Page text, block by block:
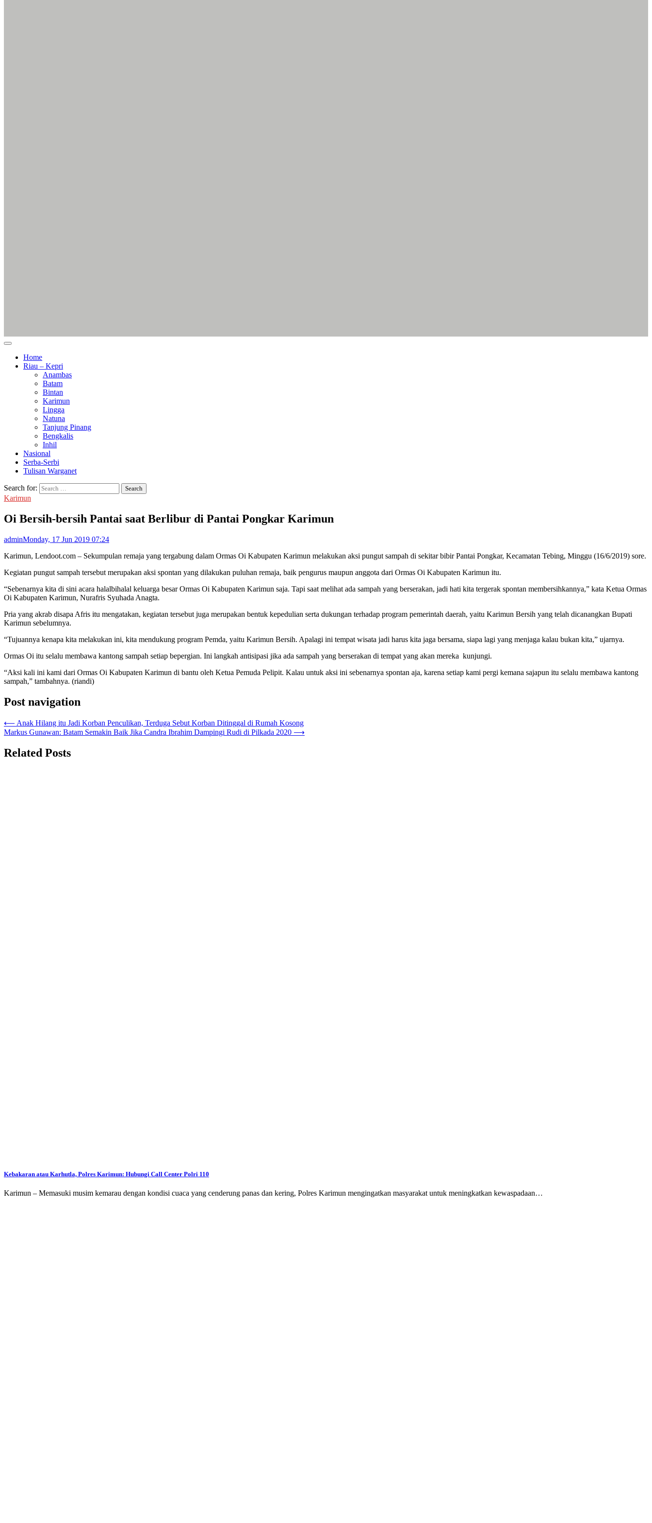
Home
Riau – Kepri
Anambas
Batam
Bintan
Karimun
Lingga
Natuna
Tanjung Pinang
Bengkalis
Inhil
Nasional
Serba-Serbi
Tulisan Warganet
Search for:
Karimun
Oi Bersih-bersih Pantai saat Berlibur di Pantai Pongkar Karimun
adminMonday, 17 Jun 2019 07:24
Karimun, Lendoot.com – Sekumpulan remaja yang tergabung dalam Ormas Oi Kabupaten Karimun melakukan aksi pungut sampah di sekitar bibir Pantai Pongkar, Kecamatan Tebing, Minggu (16/6/2019) sore.
Kegiatan pungut sampah tersebut merupakan aksi spontan yang dilakukan puluhan remaja, baik pengurus maupun anggota dari Ormas Oi Kabupaten Karimun itu.
“Sebenarnya kita di sini acara halalbihalal keluarga besar Ormas Oi Kabupaten Karimun saja. Tapi saat melihat ada sampah yang berserakan, jadi hati kita tergerak spontan membersihkannya,” kata Ketua Ormas
Oi Kabupaten Karimun, Nurafris Syuhada Anagta.
Pria yang akrab disapa Afris itu mengatakan, kegiatan tersebut juga merupakan bentuk kepedulian serta dukungan terhadap program pemerintah daerah, yaitu Karimun Bersih yang telah dicanangkan Bupati
Karimun sebelumnya.
“Tujuannya kenapa kita melakukan ini, kita mendukung program Pemda, yaitu Karimun Bersih. Apalagi ini tempat wisata jadi harus kita jaga bersama, siapa lagi yang menjaga kalau bukan kita,” ujarnya.
Ormas Oi itu selalu membawa kantong sampah setiap bepergian. Ini langkah antisipasi jika ada sampah yang berserakan di tempat yang akan mereka kunjungi.
“Aksi kali ini kami dari Ormas Oi Kabupaten Karimun di bantu oleh Ketua Pemuda Pelipit. Kalau untuk aksi ini sebenarnya spontan aja, karena setiap kami pergi kemana sajapun itu selalu membawa kantong
sampah,” tambahnya. (riandi)
Post navigation
⟵ Anak Hilang itu Jadi Korban Penculikan, Terduga Sebut Korban Ditinggal di Rumah Kosong
Markus Gunawan: Batam Semakin Baik Jika Candra Ibrahim Dampingi Rudi di Pilkada 2020 ⟶
Related Posts
Kebakaran atau Karhutla, Polres Karimun: Hubungi Call Center Polri 110
Karimun – Memasuki musim kemarau dengan kondisi cuaca yang cenderung panas dan kering, Polres Karimun mengingatkan masyarakat untuk meningkatkan kewaspadaan…